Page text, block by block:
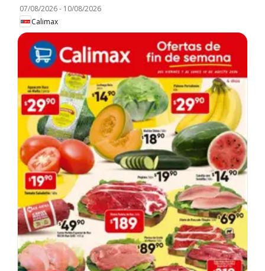
07/08/2026- 10/08/2026
Calimax